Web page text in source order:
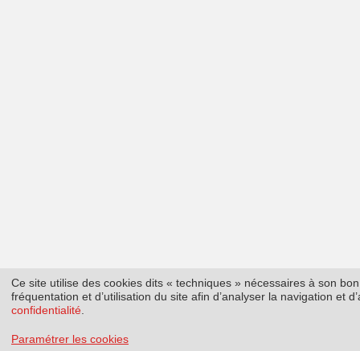
Ce site utilise des cookies dits « techniques » nécessaires à son
fréquentation et d’utilisation du site afin d’analyser la navigation et
confidentialité
Paramétrer les cookies